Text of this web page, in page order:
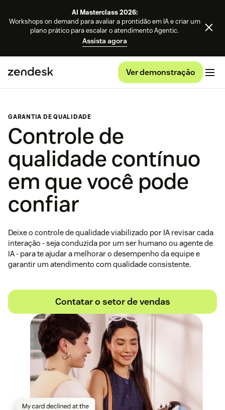
AI Masterclass 2026:
Workshops on demand para avaliar a prontidão em IA e criar um
plano prático para escalar o atendimento Agentic.
Assista agora
Ver demonstração
GARANTIA DE QUALIDADE
Controle de
qualidade contínuo
em que você pode
confiar
Deixe o controle de qualidade viabilizado por IA revisar cada
interação - seja conduzida por um ser humano ou agente de
IA - para te ajudar a melhorar o desempenho da equipe e
garantir um atendimento com qualidade consistente.
Contatar o setor de vendas